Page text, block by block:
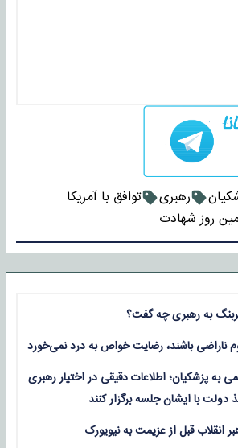
رهبری
توافق با آمریکا
روز شهادت
به رهبری چه گفت؟
ناراضی باشند، رضایت خواص به درد نمی‌خورد
پزشکیان؛ اطلاعات دقیقی در اختیار رهبری
دولت با ایشان جلسه برگزار کنند
انقلاب قبل از عزیمت به نیویورک